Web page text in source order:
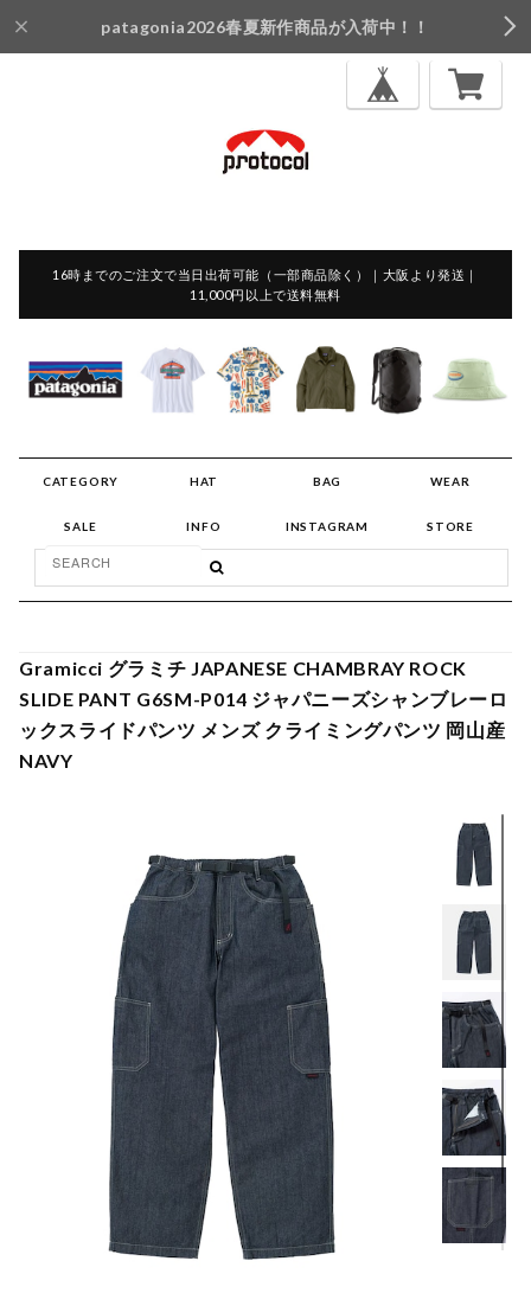
patagonia2026春夏新作商品が入荷中！！
16時までのご注文で当日出荷可能（一部商品除く）｜大阪より発送｜
11,000円以上で送料無料
CATEGORY HAT BAG WEAR
SALE INFO INSTAGRAM STORE
Gramicci グラミチ JAPANESE CHAMBRAY ROCK
SLIDE PANT G6SM-P014 ジャパニーズシャンブレーロ
ックスライドパンツ メンズ クライミングパンツ 岡山産
NAVY